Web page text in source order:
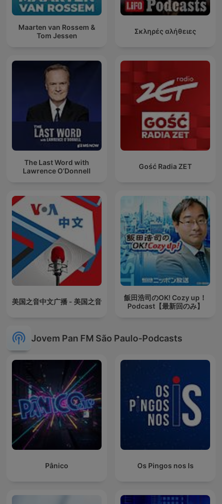
Maarten van Rossem &
Tom Jessen
Σκληρές αλήθειες
The Last Word with
Lawrence O’Donnell
Gość Radia ZET
美国之音中文广播 - 美国之音
飯田浩司のOK! Cozy up！
Podcast【最新回のみ】
Jovem Pan FM São Paulo-Podcasts
Pânico Os Pingos nos Is